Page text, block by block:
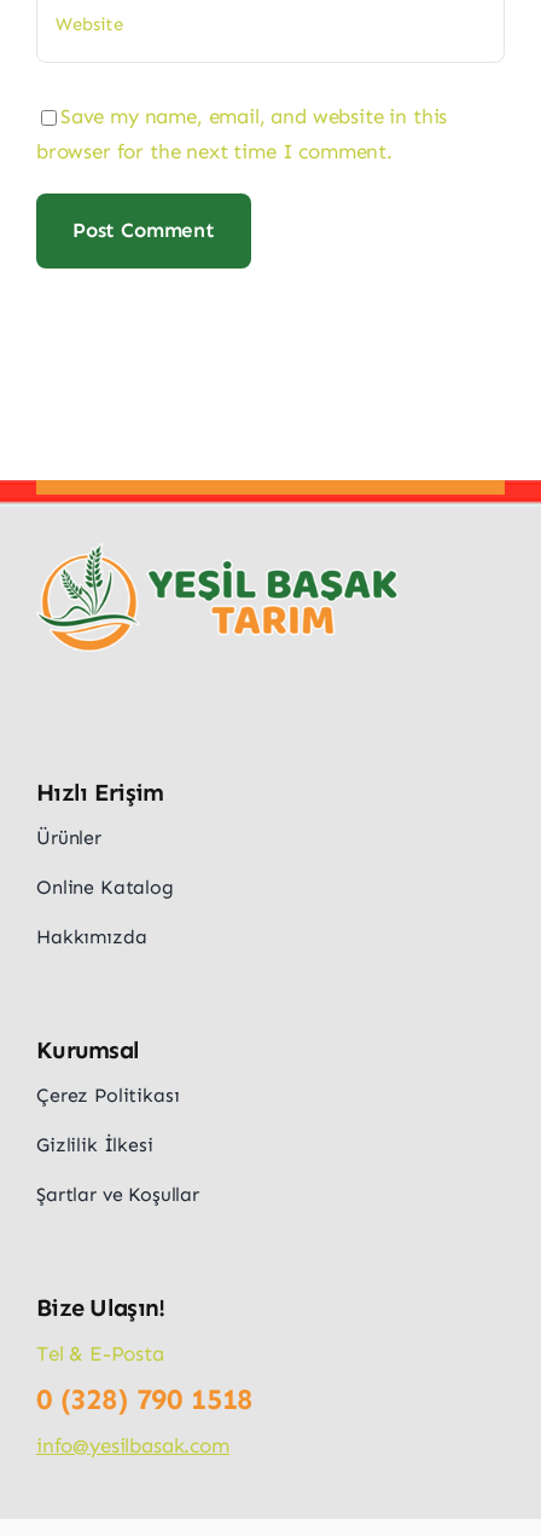
Save my name, email, and website in this
browser for the next time I comment.
Hızlı Erişim
Ürünler
Online Katalog
Hakkımızda
Kurumsal
Çerez Politikası
Gizlilik İlkesi
Şartlar ve Koşullar
Bize Ulaşın!
Tel & E-Posta
0 (328) 790 1518
info@yesilbasak.com